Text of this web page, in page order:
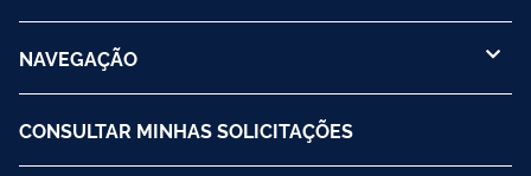
NAVEGAÇÃO
CONSULTAR MINHAS SOLICITAÇÕES